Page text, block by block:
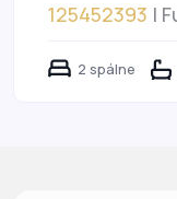
125452393 |
2 spálne